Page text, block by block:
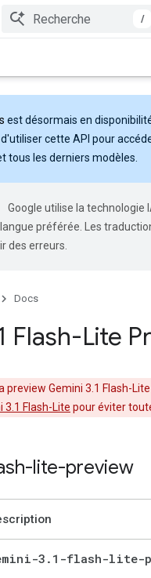
/
est désormais en
cette API pour
tous les derniers modèles.
Google utilise la technologie
préférée. Les
des erreurs.
Docs
Flash-Lite
preview Gemini 3.1 Flash-
3.1 Flash-Lite pour éviter
lite-preview
3 . 1-flash-lite-